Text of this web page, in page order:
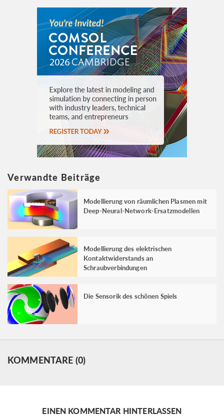
Verwandte Beiträge
Modellierung von räumlichen Plasmen mit
Deep-Neural-Network-Ersatzmodellen
Modellierung des elektrischen
Kontaktwiderstands an
Schraubverbindungen
Die Sensorik des schönen Spiels
KOMMENTARE (0)
EINEN KOMMENTAR HINTERLASSEN